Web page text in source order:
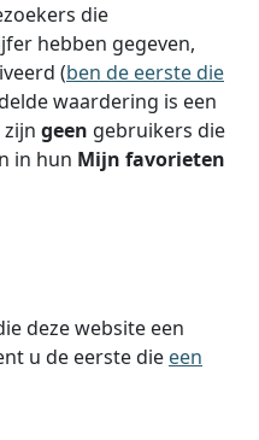
die
hebben gegeven,
(ben de eerste die
waardering is een
zijn geen gebruikers die
in hun Mijn favorieten
deze website een
u de eerste die een